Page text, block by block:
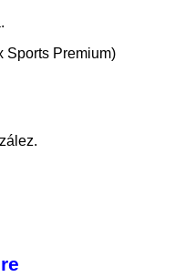
Sports Premium)